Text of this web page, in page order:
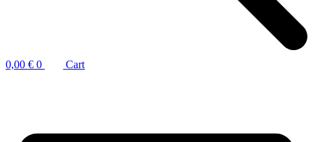
0,00 € 0 Cart